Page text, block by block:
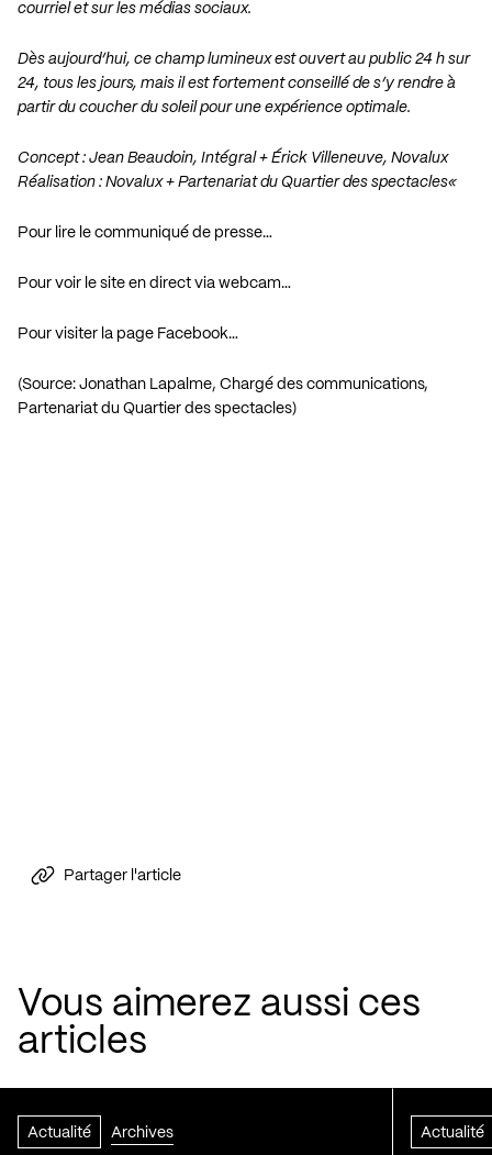
courriel et sur les médias sociaux.
Dès aujourd’hui, ce champ lumineux est ouvert au public 24 h sur
24, tous les jours, mais il est fortement conseillé de s’y rendre à
partir du coucher du soleil pour une expérience optimale.
Concept : Jean Beaudoin, Intégral + Érick Villeneuve, Novalux
Réalisation : Novalux+ Partenariat du Quartier des spectacles«
Pour lire le communiqué de presse…
Pour voir le site en direct via webcam…
Pour visiter la page Facebook…
(Source: Jonathan Lapalme, Chargé des communications,
Partenariat du Quartier des spectacles)
Partager l'article
Vous aimerez aussi ces
articles
Actualité Archives Actualité